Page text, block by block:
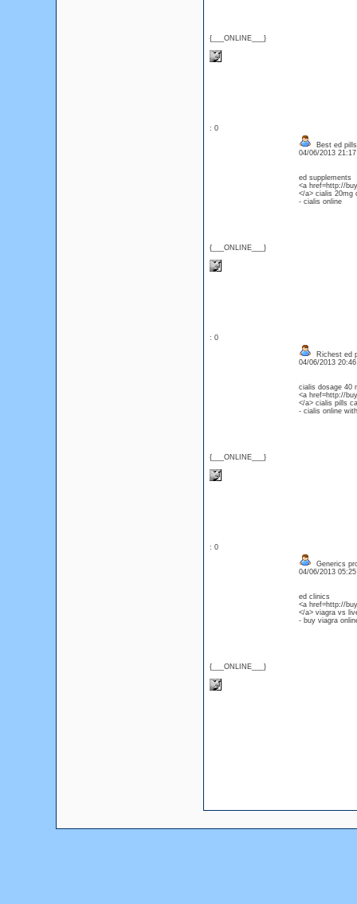
{___ONLINE___}
: 0
{___ONLINE___}
Best ed
04/06/2013
ed supplements
<a href=http://
</a> cialis 20mg
- cialis online
: 0
{___ONLINE___}
Richest ed
04/06/2013
cialis dosage 40
<a href=http://
</a> cialis pills
- cialis online
: 0
{___ONLINE___}
Generics
04/06/2013
ed clinics
<a href=http://
</a> viagra vs
- buy viagra